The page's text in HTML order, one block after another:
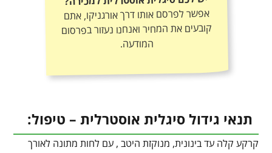
אפשר לפרסם אותו דרך אורגניקו, אתם
קובעים את המחיר ואנחנו נעזור בפרסום
המודעה.
תנאי גידול סיגלית אוסטרלית – טיפול:
קרקע קלה עד בינונית, מנוקזת היטב , עם לחות מתונה לאורך